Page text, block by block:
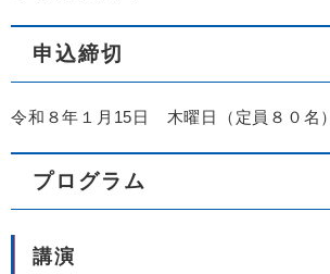
申込締切
令和８年１月15日 木曜日（定員８０名）
プログラム
講演